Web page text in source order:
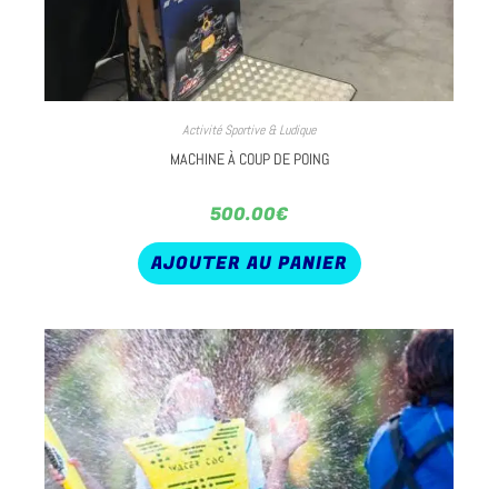
Activité Sportive & Ludique
MACHINE À COUP DE POING
500.00€
AJOUTER AU PANIER